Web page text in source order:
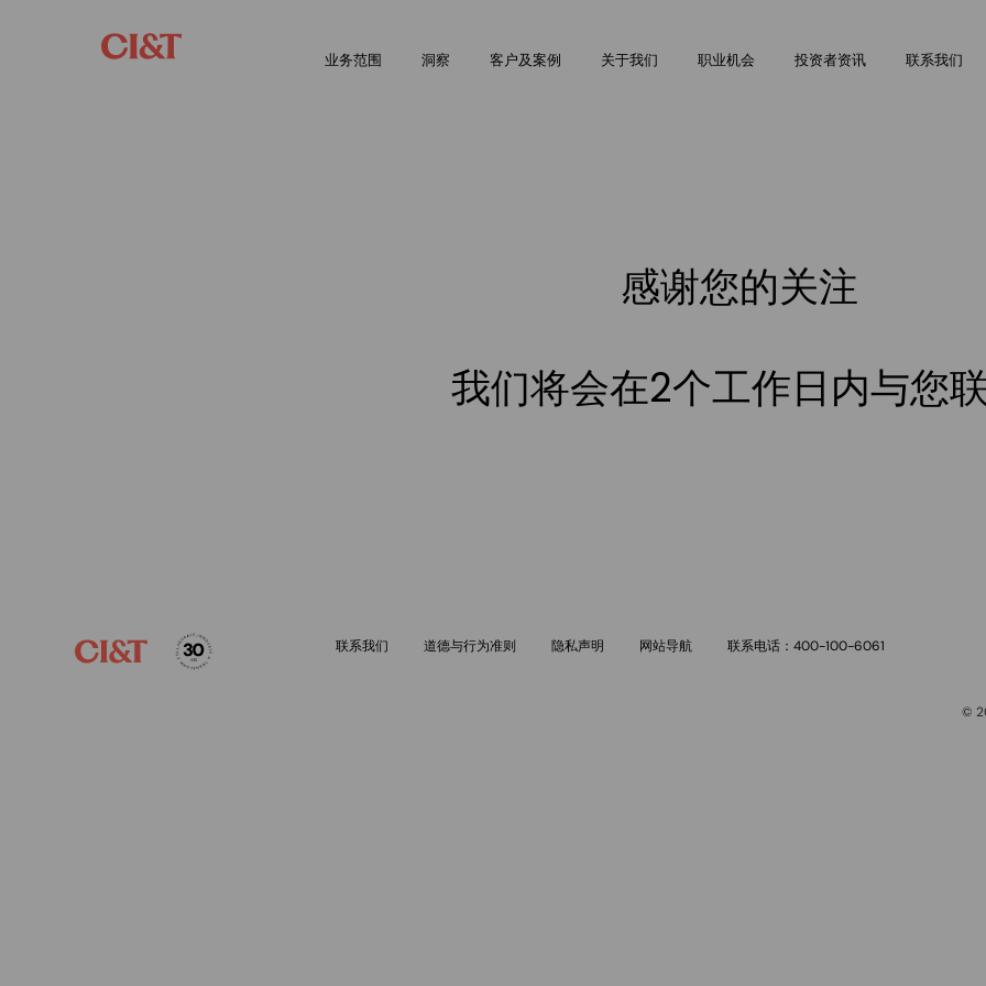
main
业务范围 洞察 客户及案例 关于我们 职业机会 投资者资讯 联系我们
感谢您的关注
我们将会在2个工作日内与您
联系我们 道德与行为准则 隐私声明 网站导航 联系电话：400-100-6061
©